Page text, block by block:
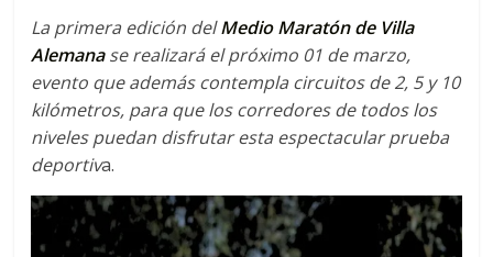
La primera edición delMedio Maratón de Villa
Alemanase realizará el próximo 01 de marzo,
evento que además contempla circuitos de 2, 5 y 10
kilómetros, para que los corredores de todos los
niveles puedan disfrutar esta espectacular prueba
deportiva.